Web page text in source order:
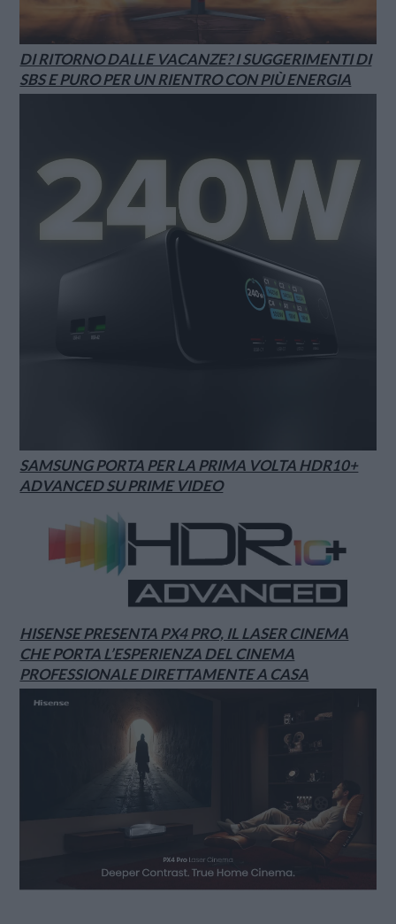
DI RITORNO DALLE VACANZE? I SUGGERIMENTI DI
SBS E PURO PER UN RIENTRO CON PIÙ ENERGIA
SAMSUNG PORTA PER LA PRIMA VOLTA HDR10+
ADVANCED SU PRIME VIDEO
HISENSE PRESENTA PX4 PRO, IL LASER CINEMA
CHE PORTA L’ESPERIENZA DEL CINEMA
PROFESSIONALE DIRETTAMENTE A CASA